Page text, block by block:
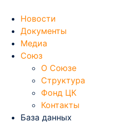
содержимому
Новости
Документы
Медиа
Союз
О Союзе
Структура
Фонд ЦК
Контакты
База данных